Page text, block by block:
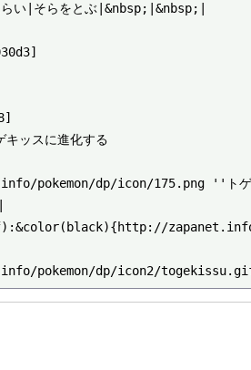
らい|そらをとぶ|&nbsp;|&nbsp;|
キッスに進化する
pokemon/dp/icon/175.png ''ト